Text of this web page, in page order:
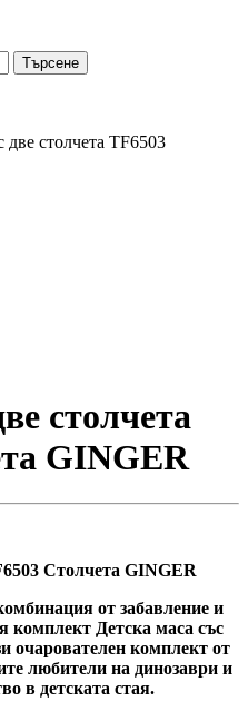
Търсене
две столчета TF6503
столчета
GINGER
Столчета GINGER
от забавление и
комплект Детска маса със
очарователен комплект от
любители на динозаври и
в детската стая.